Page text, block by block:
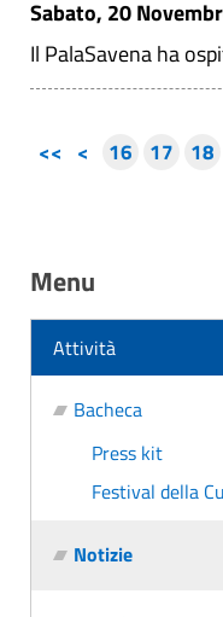
Sabato, 20
Il PalaSavena ha
<< < 16 17 18
Menu
Attività
Bacheca
Press kit
Festival della
Notizie